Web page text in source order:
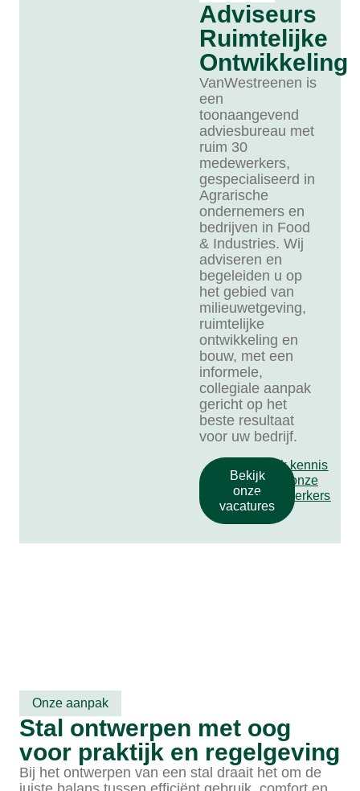
Adviseurs
Ruimtelijke
Ontwikkeling
VanWestreenen is
een
toonaangevend
adviesbureau met
ruim 30
medewerkers,
gespecialiseerd in
Agrarische
ondernemers en
bedrijven in Food
& Industries. Wij
adviseren en
begeleiden u op
het gebied van
milieuwetgeving,
ruimtelijke
ontwikkeling en
bouw, met een
informele,
collegiale aanpak
gericht op het
beste resultaat
voor uw bedrijf.
Bekijk
onze
vacatures
Maak kennis
met onze
medewerkers
Onze aanpak
Stal ontwerpen met oog
voor praktijk en regelgeving
Bij het ontwerpen van een stal draait het om de